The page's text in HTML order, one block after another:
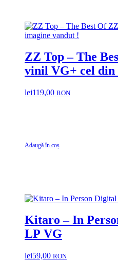
ZZ Top – The Best
vinil VG+
lei119,00 RON
Adaugă în coș
Kitaro – In Person
LP VG
lei59,00 RON